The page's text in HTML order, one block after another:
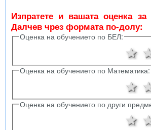
Изпратете и вашата оценка
Далчев чрез формата по-долу:
Оценка на обучението по БЕЛ:
Оценка на обучението по Математика:
Оценка на обучението по други